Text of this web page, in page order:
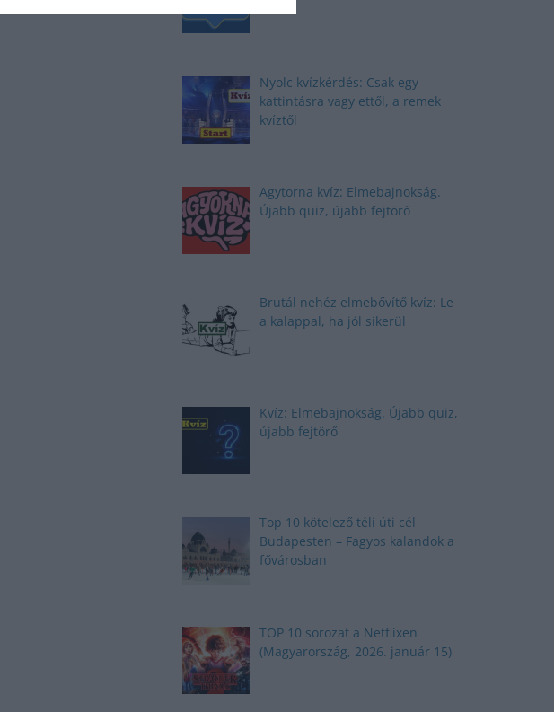
Nyolc kvízkérdés: Csak egy
kattintásra vagy ettől, a remek
kvíztől
Agytorna kvíz: Elmebajnokság.
Újabb quiz, újabb fejtörő
Brutál nehéz elmebővítő kvíz: Le
a kalappal, ha jól sikerül
Kvíz: Elmebajnokság. Újabb quiz,
újabb fejtörő
Top 10 kötelező téli úti cél
Budapesten – Fagyos kalandok a
fővárosban
TOP 10 sorozat a Netflixen
(Magyarország, 2026. január 15)